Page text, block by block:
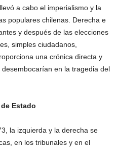
a cabo el imperialismo y la
populares chilenas. Derecha e
y después de las elecciones
simples ciudadanos,
una crónica directa y
en la tragedia del
Estado
la izquierda y la derecha se
en los tribunales y en el